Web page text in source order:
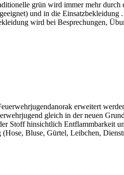
grün wird immer mehr durch
und in die Einsatzbekleidung
wird bei Besprechungen,
erweitert
gleich in der neuen
Stoff hinsichtlich Entflammbarkeit
Bluse, Gürtel, Leibchen,